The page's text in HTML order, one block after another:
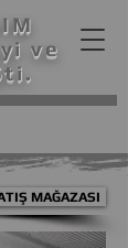
ve
MAĞAZASI